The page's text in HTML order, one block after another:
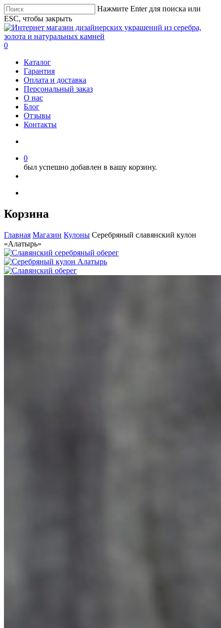
Нажмите Enter для поиска или
ESC, чтобы закрыть
0
Каталог
Гарантия
Оплата и доставка
Персональный заказ
О нас
Блог
Отзывы
Контакты
0
был успешно добавлен в вашу корзину.
Корзина
Главная Магазин Кулоны Серебряный славянский кулон
«Алатырь»